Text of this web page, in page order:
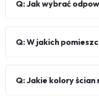
Q: Jak wybrać
Q: W jakich
Q: Jakie kolory